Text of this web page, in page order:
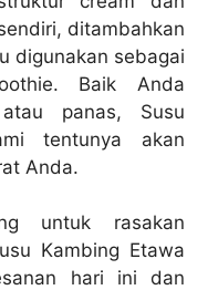
ditambahkan
digunakan sebagai
Baik Anda
panas, Susu
tentunya akan
Anda.
untuk rasakan
Kambing Etawa
hari ini dan